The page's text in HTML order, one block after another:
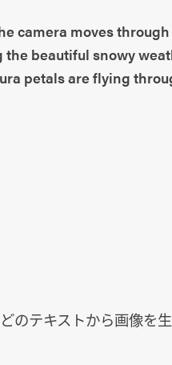
camera moves
beautiful snowy
petals are flying
のテキストから画像を